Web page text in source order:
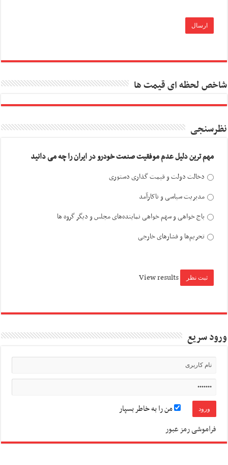
شاخص لحظه ای قیمت ها
نظرسنجی
مهم ترین دلیل عدم موفقیت صنعت خودرو در ایران را چه می دانید
دخالت دولت و قیمت گذاری دستوری
مدیریت سیاسی و ناکارآمد
باج خواهی و سهم خواهی نماینده‌های مجلس و دیگر گروه ها
تحریم‌ها و فشارهای خارجی
View results
ورود سریع
من را به خاطر بسپار
فراموشی رمز عبور